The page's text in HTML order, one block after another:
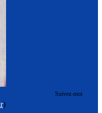
Suivez-moi
)